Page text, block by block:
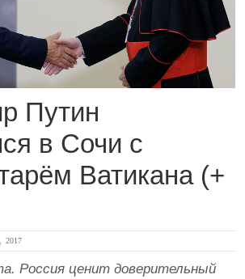
Путин
в Сочи с
Ватикана (+
2017
Россия ценит доверительный